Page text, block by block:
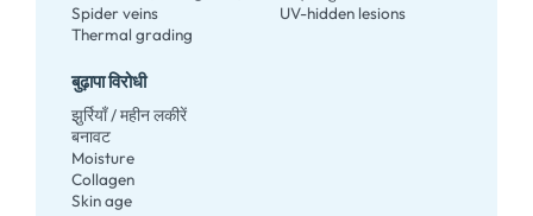
Spider veins
Thermal grading
UV-hidden lesions
बुढ़ापा विरोधी
झुर्रियाँ / महीन लकीरें
बनावट
Moisture
Collagen
Skin age